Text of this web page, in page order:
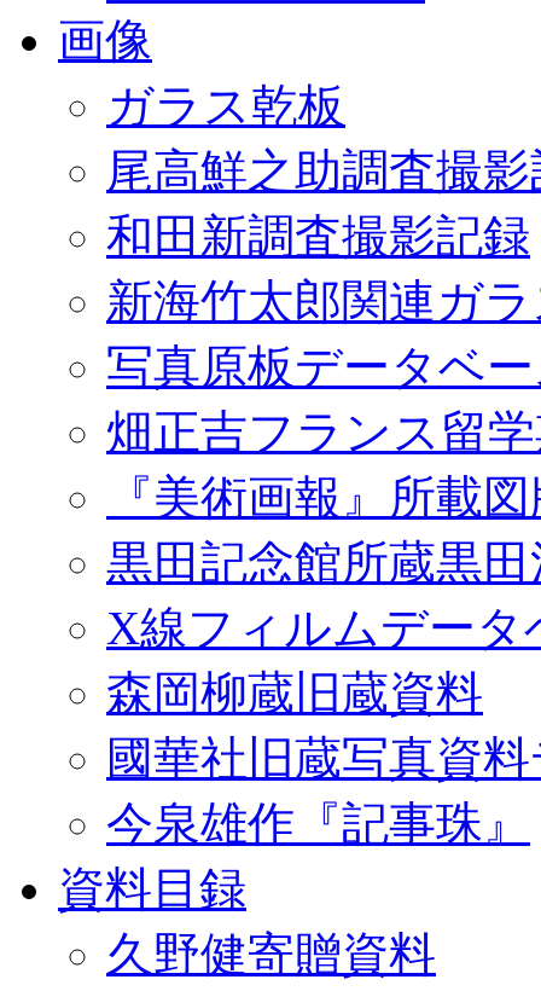
画像
ガラス乾板
尾高鮮之助調査撮
和田新調査撮影記録
新海竹太郎関連ガ
写真原板データベ
畑正吉フランス留
『美術画報』所載
黒田記念館所蔵黒
X線フィルムデータ
森岡柳蔵旧蔵資料
國華社旧蔵写真資
今泉雄作『記事珠』
資料目録
久野健寄贈資料